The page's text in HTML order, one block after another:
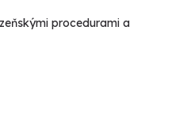
procedurami a